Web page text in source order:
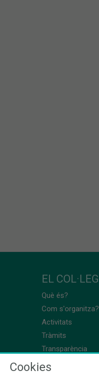
EL COL·LEGI
Què és?
Com s'organitza?
Activitats
Tràmits
Transparència
Cookies